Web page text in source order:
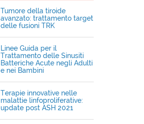
Tumore della tiroide
avanzato: trattamento target
delle fusioni TRK
Linee Guida per il
Trattamento delle Sinusiti
Batteriche Acute negli Adulti
e nei Bambini
Terapie innovative nelle
malattie linfoproliferative:
update post ASH 2021